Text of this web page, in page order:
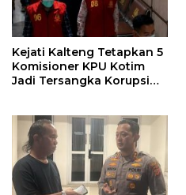
Kejati Kalteng Tetapkan 5
Komisioner KPU Kotim
Jadi Tersangka Korupsi